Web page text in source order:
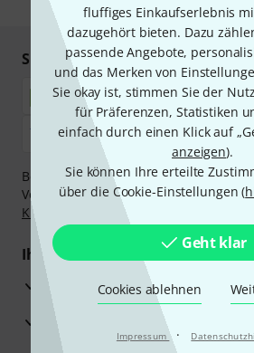
fluffiges Einkaufserlebnis
dazugehört bieten. Dazu
passende Angebote,
und das Merken von
Sie okay ist, stimmen Sie der
für Präferenzen, Statistiken
einfach durch einen Klick auf
anzeigen).
Sie können Ihre erteilte
über die Cookie-Einstellungen (
Geht klar
Cookies ablehnen
Impressum ·
Sicher einkaufen & bezahlen
Bezahlen Sie vertraulich und sicher
Vorkasse, PayPal, Amazon Pay,Klarna
Klarna Ratenzahlung
Ihre Vorteile
3 Jahre Thomann Garantie
30 Tage Money-Back-Garantie